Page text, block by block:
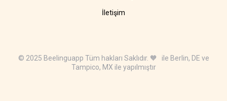
İletişim
© 2025 Beelinguapp Tüm hakları Saklıdır. 🧡 ile Berlin, DE ve
Tampico, MX ile yapılmıştır